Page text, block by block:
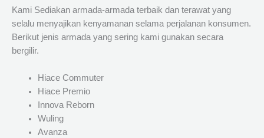
Kami Sediakan armada-armada terbaik dan terawat yang
selalu menyajikan kenyamanan selama perjalanan konsumen.
Berikut jenis armada yang sering kami gunakan secara
bergilir.
Hiace Commuter
Hiace Premio
Innova Reborn
Wuling
Avanza